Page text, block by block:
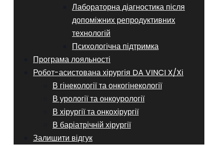
​​Лабораторна діагностика після
допоміжних репродуктивних
технологій
​​Психологічна підтримка
Програма лояльності
Робот-асистована хірургія DA VINCI X/Xі
В гінекології та онкогінекології
В урології та онкоурології
В хірургії та онкохірургії
В баріатрічній хірургії
Залишити відгук